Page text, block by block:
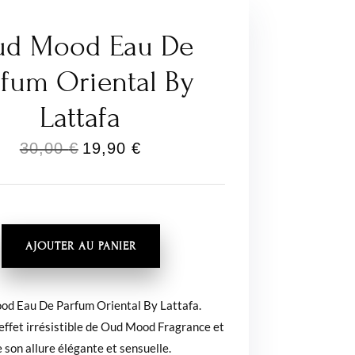
Mood Eau De
Oriental By
Lattafa
30,00€ Le
19,90 €Le
AJOUTER AU PANIER
Eau De Parfum Oriental By Lattafa.
irrésistible de Oud Mood Fragrance et
son allure élégante et sensuelle.